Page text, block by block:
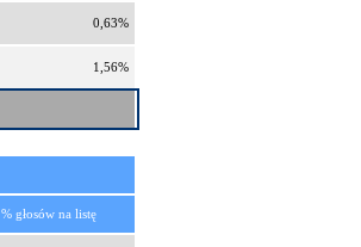
0,63%
1,56%
% głosów na listę